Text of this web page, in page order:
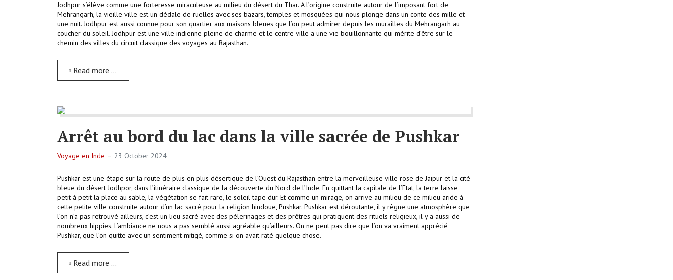
Jodhpur s’élève comme une forteresse miraculeuse au milieu du désert du Thar. A l’origine construite autour de l’imposant fort de
Mehrangarh, la vieille ville est un dédale de ruelles avec ses bazars, temples et mosquées qui nous plonge dans un conte des mille et
une nuit. Jodhpur est aussi connue pour son quartier aux maisons bleues que l’on peut admirer depuis les murailles du Mehrangarh au
coucher du soleil. Jodhpur est une ville indienne pleine de charme et le centre ville a une vie bouillonnante qui mérite d’être sur le
chemin des villes du circuit classique des voyages au Rajasthan.
Read more …
Arrêt au bord du lac dans la ville sacrée de Pushkar
Voyage en Inde 23 October 2024
Pushkar est une étape sur la route de plus en plus désertique de l’Ouest du Rajasthan entre la merveilleuse ville rose de Jaipur et la cité
bleue du désert Jodhpor, dans l’itinéraire classique de la découverte du Nord de l’Inde. En quittant la capitale de l’Etat, la terre laisse
petit à petit la place au sable, la végétation se fait rare, le soleil tape dur. Et comme un mirage, on arrive au milieu de ce milieu aride à
cette petite ville construite autour d’un lac sacré pour la religion hindoue, Pushkar. Pushkar est déroutante, il y règne une atmosphère que
l’on n’a pas retrouvé ailleurs, c’est un lieu sacré avec des pèlerinages et des prêtres qui pratiquent des rituels religieux, il y a aussi de
nombreux hippies. L’ambiance ne nous a pas semblé aussi agréable qu’ailleurs. On ne peut pas dire que l’on va vraiment apprécié
Pushkar, que l’on quitte avec un sentiment mitigé, comme si on avait raté quelque chose.
Read more …